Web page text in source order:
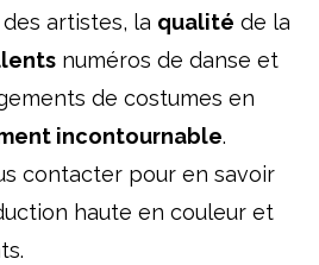
des artistes, la qualité de la
numéros de danse et
de costumes en
incontournable.
contacter pour en savoir
haute en couleur et